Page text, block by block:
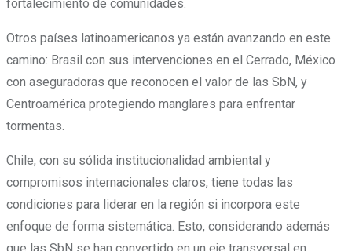
fortalecimiento de comunidades.
Otros países latinoamericanos ya están avanzando en este
camino: Brasil con sus intervenciones en el Cerrado, México
con aseguradoras que reconocen el valor de las SbN, y
Centroamérica protegiendo manglares para enfrentar
tormentas.
Chile, con su sólida institucionalidad ambiental y
compromisos internacionales claros, tiene todas las
condiciones para liderar en la región si incorpora este
enfoque de forma sistemática. Esto, considerando además